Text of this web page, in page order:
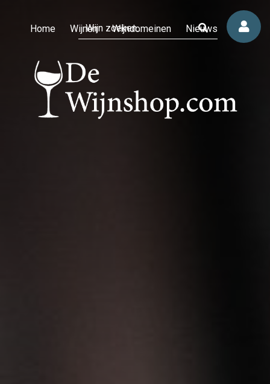
Home Wijnen Wijndomeinen Nieuws